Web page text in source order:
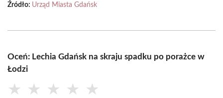
Źródło: Urząd Miasta Gdańsk
Oceń: Lechia Gdańsk na skraju spadku po porażce w
Łodzi
★ ★ ★ ★ ★